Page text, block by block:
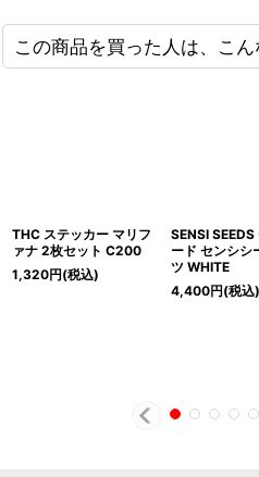
この商品を買った人は、こ
THC ステッカー マリフ
ァナ 2枚セット C200
1,320円(税込)
SENSI
ード センシシ
ツ WHITE
4,400円(税込)